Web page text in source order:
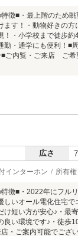
徴■・最上階のため
ます！・動物好きの
！・小学校まで徒歩
勤・通学にも便利！
ご内覧・ご来店 ご希
広さ
インターホン 所有権
徴■・2022年にフル
しいオール電化住宅
け短い方が安心♪・最
良い環境です♪・徒歩
・ご案内可能でござ